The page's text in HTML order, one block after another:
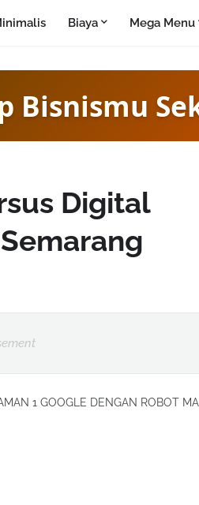
Biaya Mega Menu
Bisnismu
Digital
1 GOOGLE DENGAN ROBOT